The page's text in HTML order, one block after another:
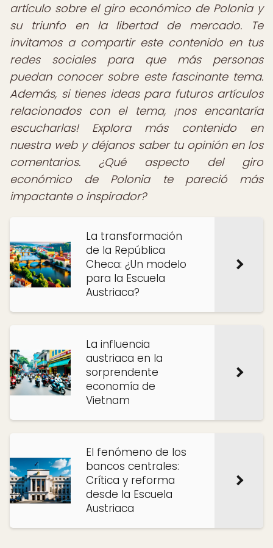
artículo sobre el giro económico de Polonia y
su triunfo en la libertad de mercado. Te
invitamos a compartir este contenido en tus
redes sociales para que más personas
puedan conocer sobre este fascinante tema.
Además, si tienes ideas para futuros artículos
relacionados con el tema, ¡nos encantaría
escucharlas! Explora más contenido en
nuestra web y déjanos saber tu opinión en los
comentarios. ¿Qué aspecto del giro
económico de Polonia te pareció más
impactante o inspirador?
La transformación
de la República
Checa: ¿Un modelo
para la Escuela
Austriaca?
La influencia
austriaca en la
sorprendente
economía de
Vietnam
El fenómeno de los
bancos centrales:
Crítica y reforma
desde la Escuela
Austriaca